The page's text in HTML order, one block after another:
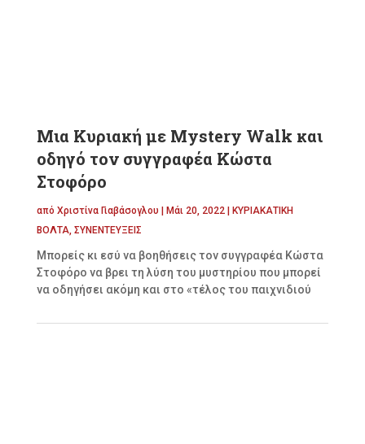
Μια Κυριακή με Mystery Walk και
οδηγό τον συγγραφέα Κώστα
Στοφόρο
από Χριστίνα Γιαβάσογλου | Μάι 20, 2022| ΚΥΡΙΑΚΑΤΙΚΗ
ΒΟΛΤΑ, ΣΥΝΕΝΤΕΥΞΕΙΣ
Μπορείς κι εσύ να βοηθήσεις τον συγγραφέα Κώστα
Στοφόρο να βρει τη λύση του μυστηρίου που μπορεί
να οδηγήσει ακόμη και στο «τέλος του παιχνιδιού